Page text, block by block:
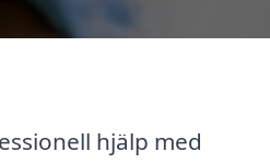
hjälp med